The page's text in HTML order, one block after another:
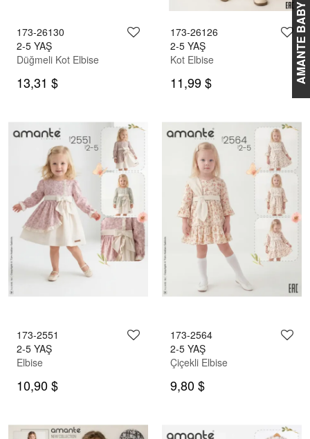
AMANTE BABY
173-26130
2-5 YAŞ
Düğmeli Kot Elbise
13,31 $
173-26126
2-5 YAŞ
Kot Elbise
11,99 $
173-2551
2-5 YAŞ
Elbise
10,90 $
173-2564
2-5 YAŞ
Çiçekli Elbise
9,80 $